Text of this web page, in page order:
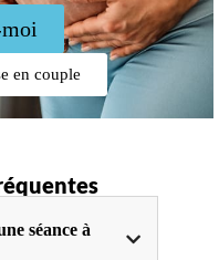
en couple
séance à